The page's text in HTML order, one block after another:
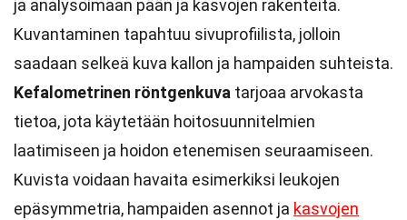
ja analysoimaan pään ja kasvojen rakenteita.
Kuvantaminen tapahtuu sivuprofiilista, jolloin
saadaan selkeä kuva kallon ja hampaiden suhteista.
Kefalometrinen röntgenkuva tarjoaa arvokasta
tietoa, jota käytetään hoitosuunnitelmien
laatimiseen ja hoidon etenemisen seuraamiseen.
Kuvista voidaan havaita esimerkiksi leukojen
epäsymmetria, hampaiden asennot ja kasvojen